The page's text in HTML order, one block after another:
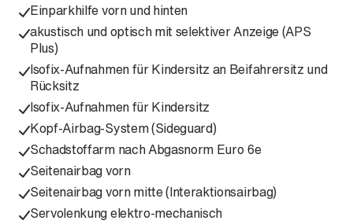
Einparkhilfe vorn und hinten
akustisch und optisch mit selektiver Anzeige (APS
Plus)
Isofix-Aufnahmen für Kindersitz an Beifahrersitz und
Rücksitz
Isofix-Aufnahmen für Kindersitz
Kopf-Airbag-System (Sideguard)
Schadstoffarm nach Abgasnorm Euro 6e
Seitenairbag vorn
Seitenairbag vorn mitte (Interaktionsairbag)
Servolenkung elektro-mechanisch